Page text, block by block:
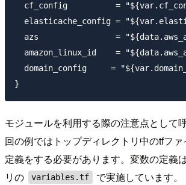
cf_config          =
elasticache_config =
azs                =
amazon_linux_id    =
domain_config     =
モジュールを利用する際の注意点として
回の例ではトップディレクトリ中のtfフ
定義をする必要があります。変数の定義
リの
variables.tf で実施しています。